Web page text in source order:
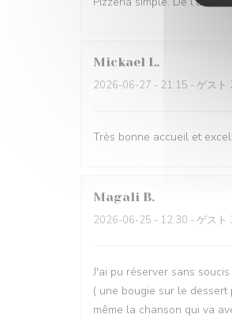
Mickael L
2026-06-27 - 21:15 - ゲスト
Très bonne accueil et
Magali B
2026-06-25 - 12:30 - ゲスト
J'ai pu réserver sans
( une bougie sur le
même la chanson qui va